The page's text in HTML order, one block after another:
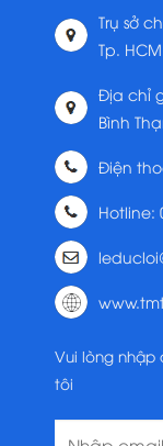
Trụ sở
Tp. HCM
Địa chỉ
Bình
Điện
Hotline:
Vui lòng nhập
tôi